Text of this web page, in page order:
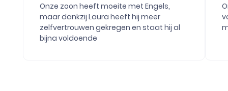
Onze zoon heeft moeite met Engels,
maar dankzij Laura heeft hij meer
zelfvertrouwen gekregen en staat hij al
bijna voldoende